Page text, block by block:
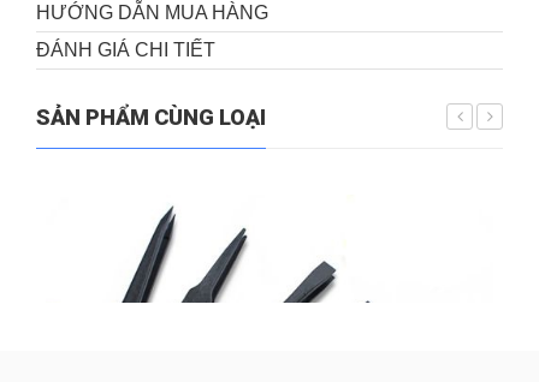
HƯỚNG DẪN MUA HÀNG
ĐÁNH GIÁ CHI TIẾT
SẢN PHẨM CÙNG LOẠI